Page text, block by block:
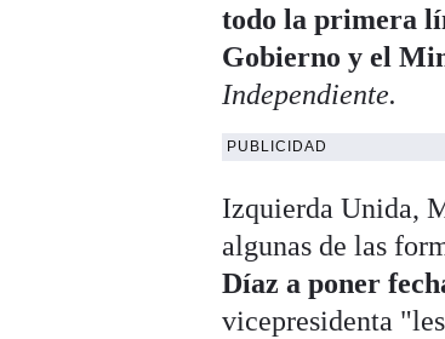
todo la primera
Gobierno y el
Independiente.
PUBLICIDAD
Izquierda Unida,
algunas de las
Díaz a poner
vicepresidenta